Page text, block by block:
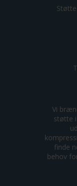
Vi
støtte
finde
behov